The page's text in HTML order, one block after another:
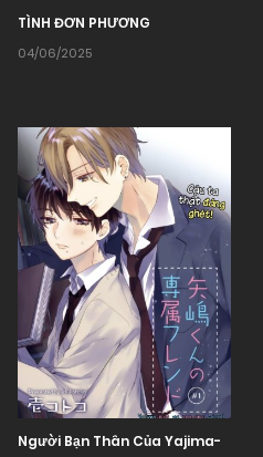
TÌNH ĐƠN PHƯƠNG
04/06/2025
Người Bạn Thân Của Yajima-